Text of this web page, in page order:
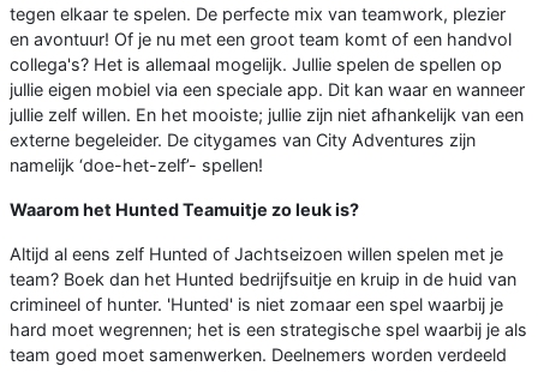
tegen elkaar te spelen. De perfecte mix van teamwork, plezier
en avontuur! Of je nu met een groot team komt of een handvol
collega's? Het is allemaal mogelijk. Jullie spelen de spellen op
jullie eigen mobiel via een speciale app. Dit kan waar en wanneer
jullie zelf willen. En het mooiste; jullie zijn niet afhankelijk van een
externe begeleider. De citygames van City Adventures zijn
namelijk ‘doe-het-zelf’- spellen!
Waarom het Hunted Teamuitje zo leuk is?
Altijd al eens zelf Hunted of Jachtseizoen willen spelen met je
team? Boek dan het Hunted bedrijfsuitje en kruip in de huid van
crimineel of hunter. 'Hunted' is niet zomaar een spel waarbij je
hard moet wegrennen; het is een strategische spel waarbij je als
team goed moet samenwerken. Deelnemers worden verdeeld